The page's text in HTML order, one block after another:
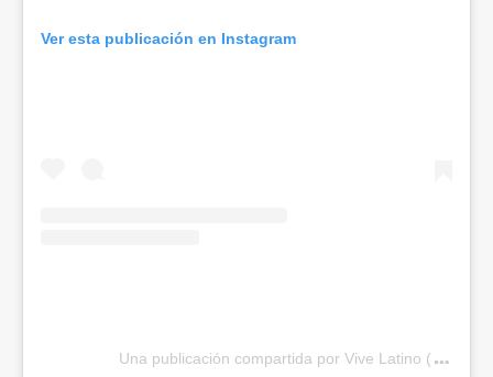
Ver esta publicación en Instagram
Una publicación compartida por Vive Latino